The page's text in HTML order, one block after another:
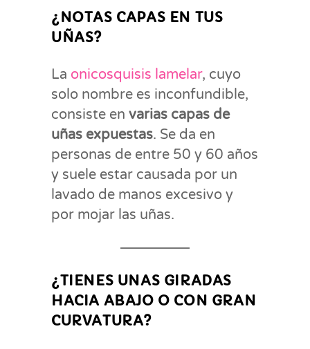
¿NOTAS CAPAS EN TUS
UÑAS?
La onicosquisis lamelar, cuyo
solo nombre es inconfundible,
consiste en varias capas de
uñas expuestas. Se da en
personas de entre 50 y 60 años
y suele estar causada por un
lavado de manos excesivo y
por mojar las uñas.
¿TIENES UNAS GIRADAS
HACIA ABAJO O CON GRAN
CURVATURA?